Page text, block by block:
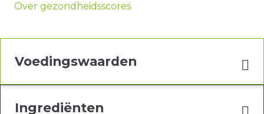
Over gezondheidsscores
Voedingswaarden
Ingrediënten